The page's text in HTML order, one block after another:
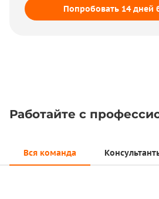
Попробовать 14 дней
5 700 ₽
Работайте с
Вся команда